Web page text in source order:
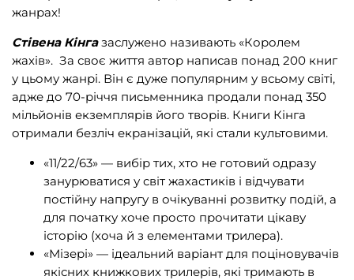
жанрах!
Стівена Кінгазаслужено називають «Королем
жахів». За своє життя автор написав понад 200 книг
у цьому жанрі. Він є дуже популярним у всьому світі,
адже до 70-річчя письменника продали понад 350
мільйонів екземплярів його творів. Книги Кінга
отримали безліч екранізацій, які стали культовими.
«11/22/63» — вибір тих, хто не готовий одразу
занурюватися у світ жахастиків і відчувати
постійну напругу в очікуванні розвитку подій, а
для початку хоче просто прочитати цікаву
історію (хоча й з елементами трилера).
«Мізері» — ідеальний варіант для поціновувачів
якісних книжкових трилерів, які тримають в